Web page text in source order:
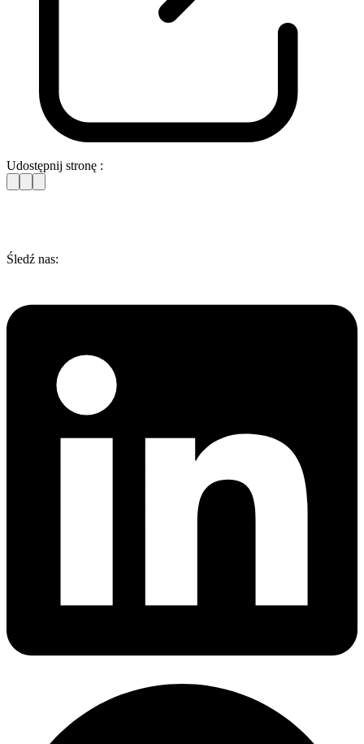
Udostępnij stronę :
Śledź nas: